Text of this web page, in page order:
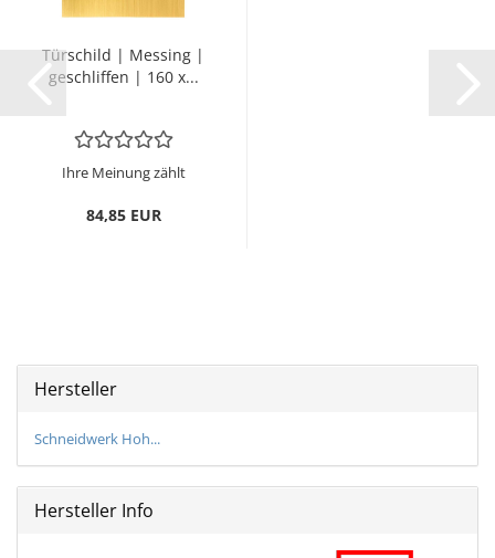
Tür­schild | Mes­sing |
ge­schlif­fen | 160 x...
Ihre Meinung zählt
84,85 EUR
Hersteller
Schneidwerk Hoh...
Hersteller Info